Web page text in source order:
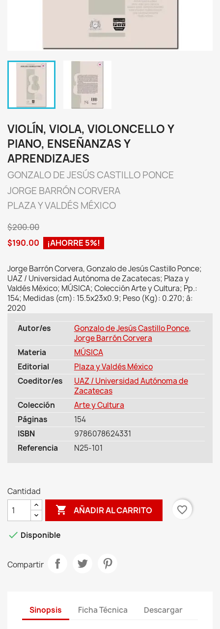
VIOLÍN, VIOLA, VIOLONCELLO Y
PIANO, ENSEÑANZAS Y
APRENDIZAJES
GONZALO DE JESÚS CASTILLO PONCE
JORGE BARRÓN CORVERA
PLAZA Y VALDÉS MÉXICO
$200.00
$190.00
¡AHORRE 5%!
Jorge Barrón Corvera, Gonzalo de Jesús Castillo Ponce;
UAZ / Universidad Autónoma de Zacatecas; Plaza y
Valdés México; MÚSICA; Colección Arte y Cultura; Pp.:
154; Medidas (cm): 15.5x23x0.9; Peso (Kg): 0.270; â:
2020
Autor/es
Gonzalo de Jesús Castillo Ponce,
Jorge Barrón Corvera
Materia
MÚSICA
Editorial
Plaza y Valdés México
Coeditor/es
UAZ / Universidad Autónoma de
Zacatecas
Colección
Arte y Cultura
Páginas
154
ISBN
9786078624331
Referencia
N25-101
Cantidad
 AÑADIR AL CARRITO favorite_border
 Disponible
Compartir
Sinopsis Ficha Técnica Descargar